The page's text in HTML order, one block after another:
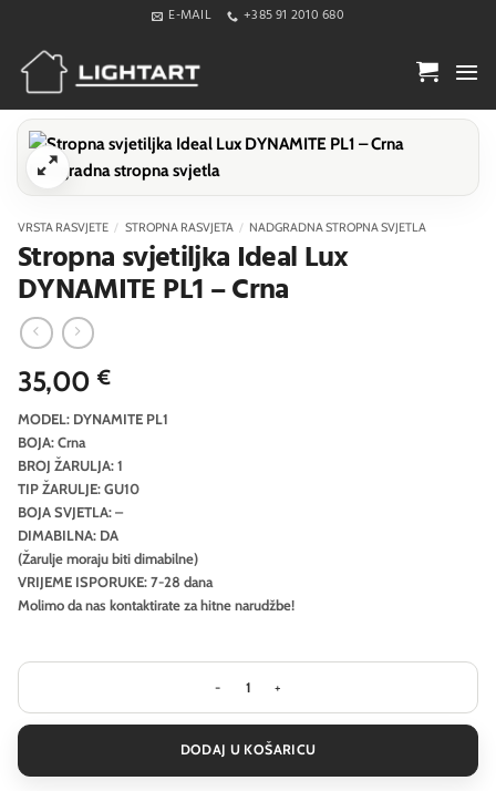
content
E-MAIL +385 91 2010 680
VRSTA RASVJETE / STROPNA RASVJETA / NADGRADNA STROPNA SVJETLA
Stropna svjetiljka Ideal Lux
DYNAMITE PL1 – Crna
35,00 €
MODEL: DYNAMITE PL1
BOJA: Crna
BROJ ŽARULJA: 1
TIP ŽARULJE: GU10
BOJA SVJETLA: –
DIMABILNA: DA
(Žarulje moraju biti dimabilne)
VRIJEME ISPORUKE: 7-28 dana
Molimo da nas kontaktirate za hitne narudžbe!
Stropna svjetiljka Ideal Lux
DODAJ U KOŠARICU